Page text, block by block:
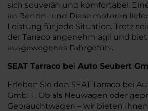
sich souverän und komfortabel.
an Benzin- und Dieselmotoren
Leistung für jede Situation. Trotz
der Tarraco angenehm agil und
ausgewogenes Fahrgefühl.
SEAT Tarraco bei Auto Seubert
Erleben Sie den SEAT Tarraco bei
GmbH . Ob als Neuwagen oder
Gebrauchtwagen – wir bieten